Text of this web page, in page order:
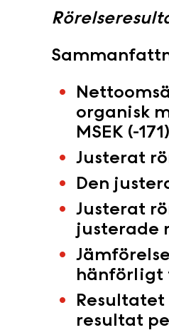
organisk
MSEK (-
Justerat
Den
Justerat
justerade
hänförligt
Resultatet
resultat